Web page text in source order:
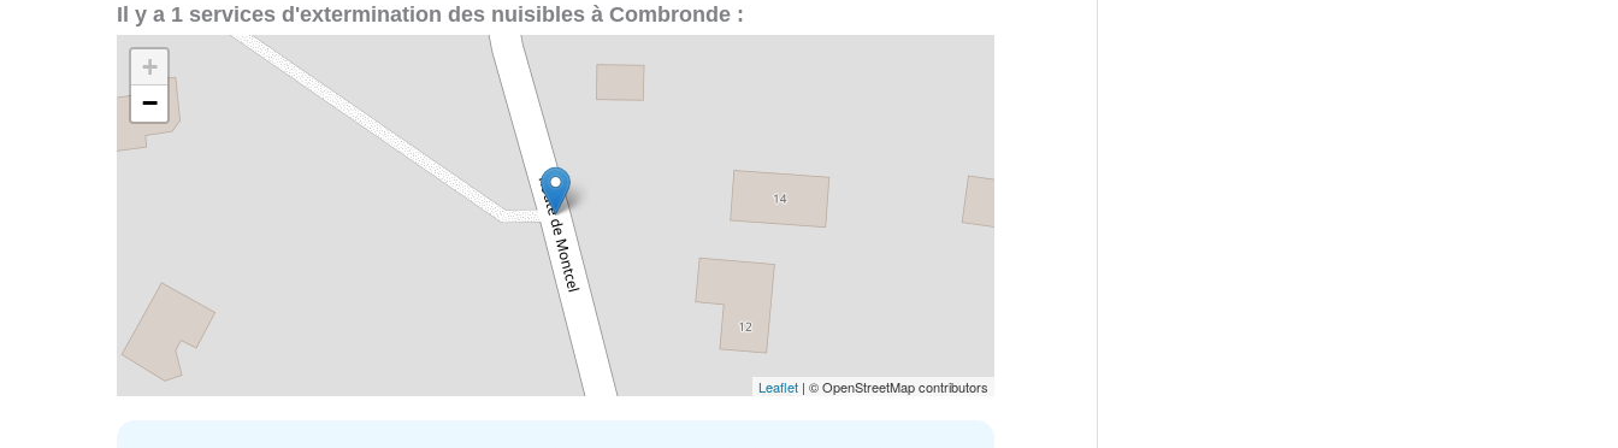
Il y a 1 services d'extermination des nuisibles à Combronde :
+
−
Leaflet | © OpenStreetMap contributors